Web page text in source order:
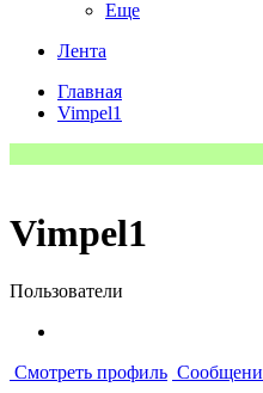
Еще
Лента
Главная
Vimpel1
Vimpel1
Пользователи
Смотреть профиль